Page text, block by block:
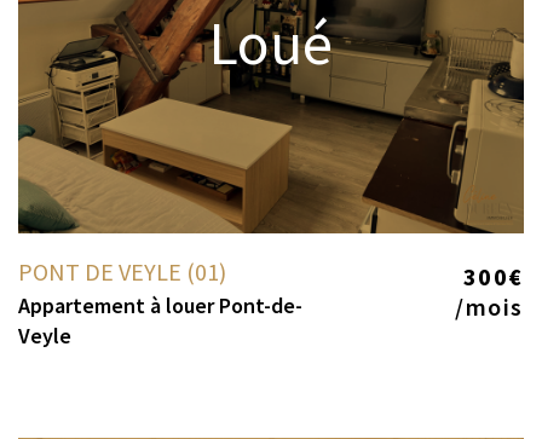
Loué
PONT DE VEYLE (01) 300€
Appartement à louer Pont-de-
Veyle
/mois